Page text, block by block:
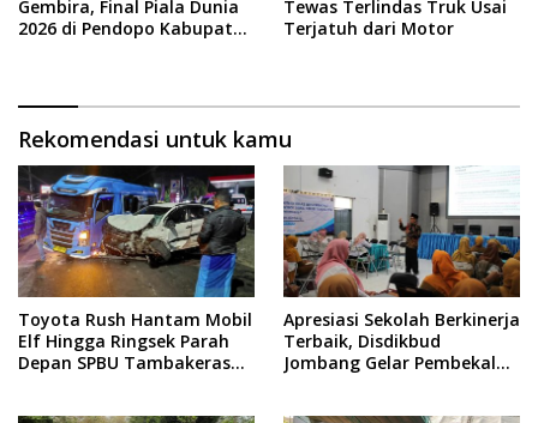
Gembira, Final Piala Dunia
2026 di Pendopo Kabupaten
Tewas Terlindas Truk Usai
Terjatuh dari Motor
Rekomendasi untuk kamu
Toyota Rush Hantam Mobil
Elf Hingga Ringsek Parah
Depan SPBU Tambakeras
Apresiasi Sekolah Berkinerja
Terbaik, Disdikbud
Jombang Gelar Pembekalan